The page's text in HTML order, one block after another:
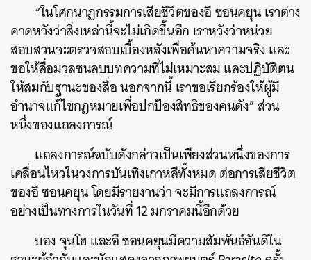
“ในโศกนาฏกรรมการเสียชีวิตของอี ซอนคยุน เราต่าง
คาดหวังว่าสิ่งเหล่านี้จะไม่เกิดขึ้นอีก เราหวังว่าหน่วย
สอบสวนจะตรวจสอบเบื้องหลังเพื่อค้นหาความจริง และ
ขอให้สื่อมวลชนลบบทความที่ไม่เหมาะสม และปฏิบัติตน
ให้สมกับฐานะของสื่อ นอกจากนี้ เราขอเรียกร้องให้ผู้มี
อำนาจแก้ไขกฎหมายเพื่อปกป้องสิทธิของคนดัง” ส่วน
หนึ่งของแถลงการณ์
แถลงการณ์ฉบับดังกล่าวเป็นเพียงส่วนหนึ่งของการ
เคลื่อนไหวในวงการบันเทิงเกาหลีทั้งหมด ต่อการเสียชีวิต
ของอี ซอนคยุน โดยมีรายงานว่า จะมีการแถลงการณ์
อย่างเป็นทางการในวันที่ 12 มกราคมนี้อีกด้วย
บอง จุนโฮ และอี ซอนคยุนมีความสัมพันธ์อันดีใน